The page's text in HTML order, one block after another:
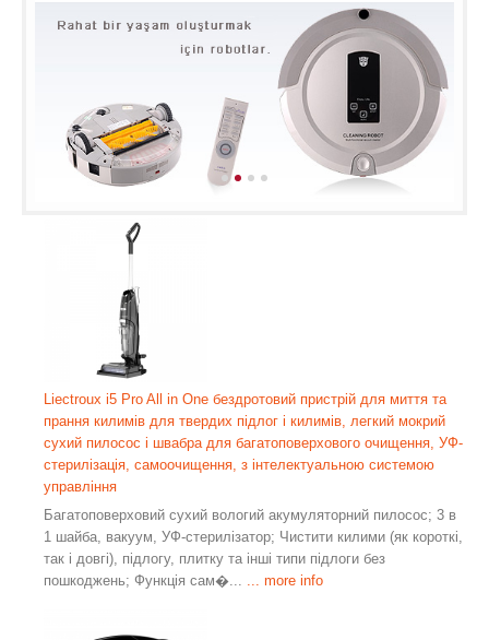
Liectroux i5 Pro All in One бездротовий пристрій для миття та
прання килимів для твердих підлог і килимів, легкий мокрий
сухий пилосос і швабра для багатоповерхового очищення, УФ-
стерилізація, самоочищення, з інтелектуальною системою
управління
Багатоповерховий сухий вологий акумуляторний пилосос; 3 в
1 шайба, вакуум, УФ-стерилізатор; Чистити килими (як короткі,
так і довгі), підлогу, плитку та інші типи підлоги без
пошкоджень; Функція сам�...
... more info